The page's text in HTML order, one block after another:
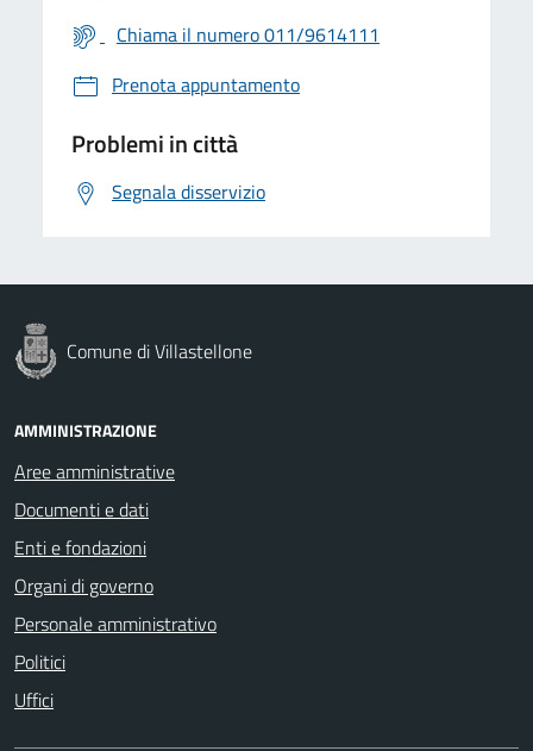
Chiama il numero 011/9614111
Prenota appuntamento
Problemi in città
Segnala disservizio
Comune di Villastellone
AMMINISTRAZIONE
Aree amministrative
Documenti e dati
Enti e fondazioni
Organi di governo
Personale amministrativo
Politici
Uffici